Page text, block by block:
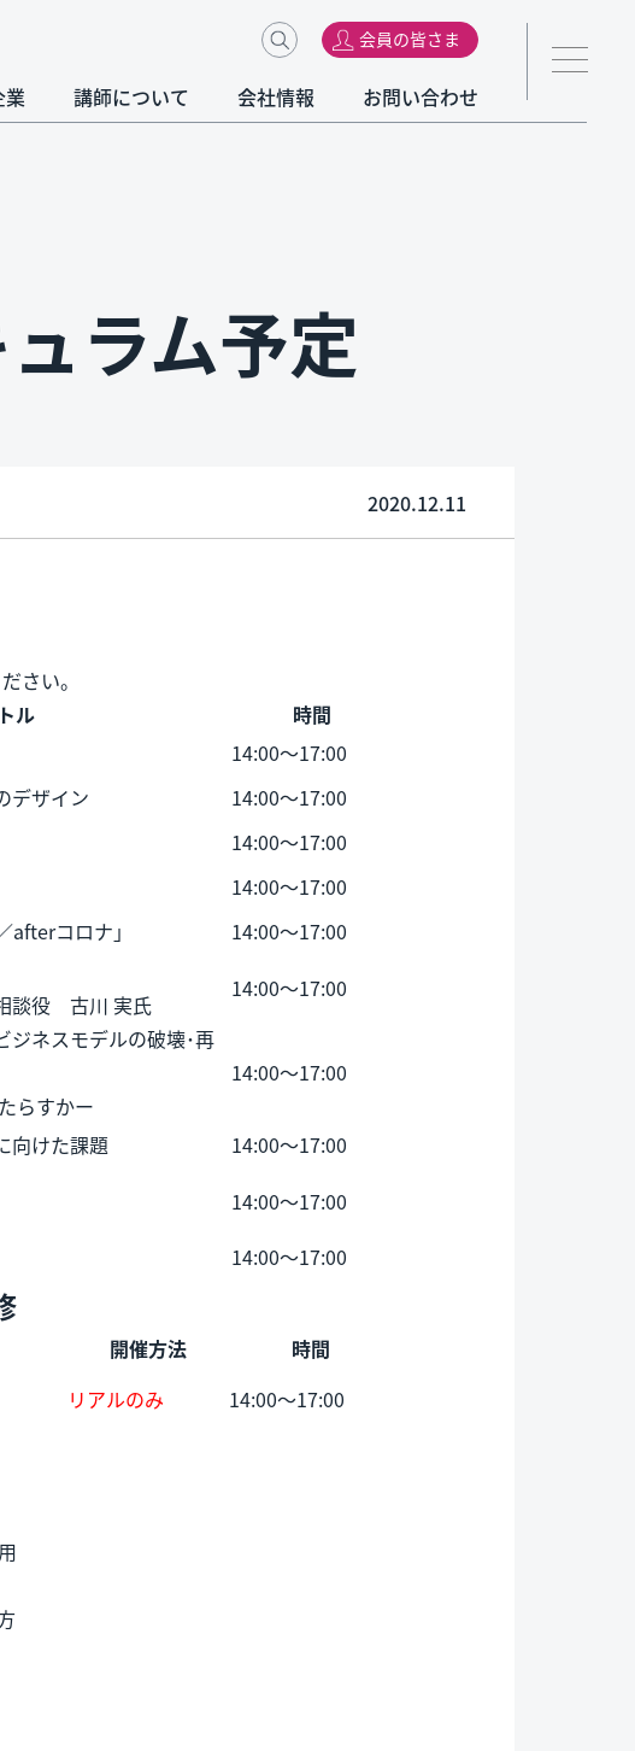
会員の皆さま
講師について 会社情報 お問い合わせ
ラム予定
2020.12.11
さい。
ル
時間
14:00～17:00
デザイン
14:00～17:00
14:00～17:00
14:00～17:00
afterコロナ」
14:00～17:00
談役 古川 実氏
14:00～17:00
ジネスモデルの破壊･再
らすかー
14:00～17:00
向けた課題
14:00～17:00
14:00～17:00
14:00～17:00
開催方法
時間
リアルのみ 14:00～17:00